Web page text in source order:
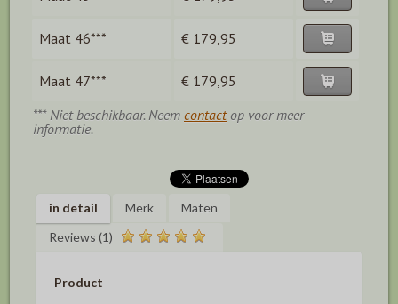
Maat 46*** € 179,95
Maat 47***
€ 179,95
*** Niet beschikbaar. Neem contactop voor meer
informatie.
in detail Merk
Maten
Reviews (1)
Product